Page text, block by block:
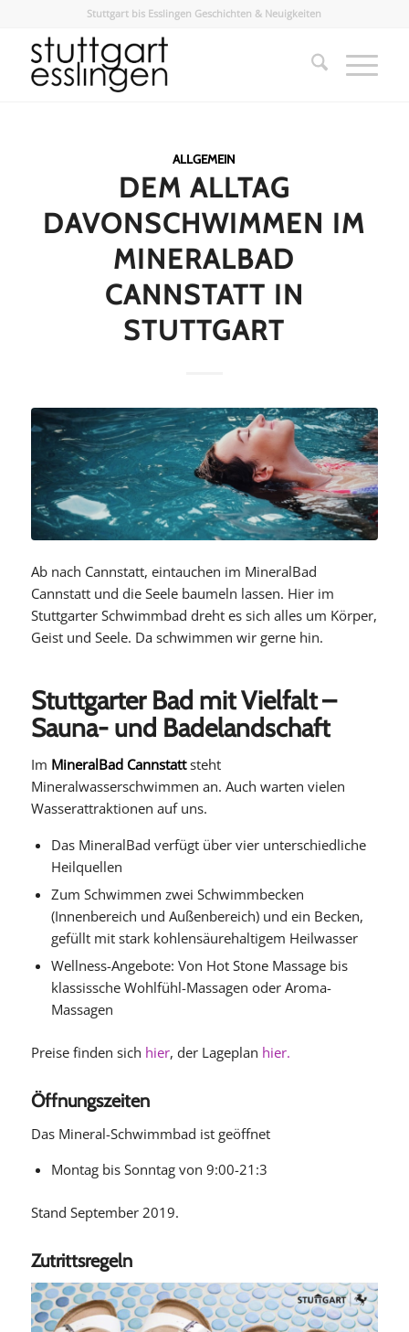
Stuttgart bis Esslingen Geschichten & Neuigkeiten
ALLGEMEIN
DEM ALLTAG
DAVONSCHWIMMEN IM
MINERALBAD
CANNSTATT IN
STUTTGART
Ab nach Cannstatt, eintauchen im MineralBad
Cannstatt und die Seele baumeln lassen. Hier im
Stuttgarter Schwimmbad dreht es sich alles um Körper,
Geist und Seele. Da schwimmen wir gerne hin.
Stuttgarter Bad mit Vielfalt –
Sauna- und Badelandschaft
Im MineralBad Cannstattsteht
Mineralwasserschwimmen an. Auch warten vielen
Wasserattraktionen auf uns.
Das MineralBad verfügt über vier unterschiedliche
Heilquellen
Zum Schwimmen zwei Schwimmbecken
(Innenbereich und Außenbereich) und ein Becken,
gefüllt mit stark kohlensäurehaltigem Heilwasser
Wellness-Angebote: Von Hot Stone Massage bis
klassissche Wohlfühl-Massagen oder Aroma-
Massagen
Preise finden sich hier, der Lageplan hier.
Öffnungszeiten
Das Mineral-Schwimmbad ist geöffnet
Montag bis Sonntag von 9:00-21:3
Stand September 2019.
Zutrittsregeln